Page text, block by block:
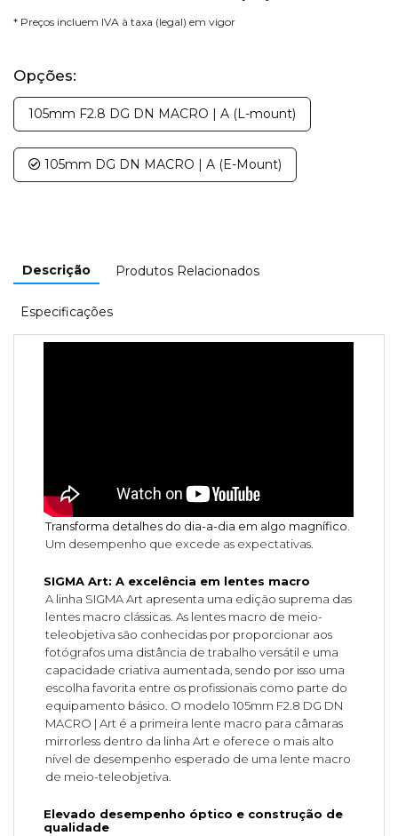
* Preços incluem IVA à taxa (legal) em vigor
Opções:
105mm F2.8 DG DN MACRO | A (L-mount)
105mm DG DN MACRO | A (E-Mount)
Descrição Produtos Relacionados
Especificações
Transforma detalhes do dia-a-dia em algo magnífico.
Um desempenho que excede as expectativas.
SIGMA Art: A excelência em lentes macro
A linha SIGMA Art apresenta uma edição suprema das
lentes macro clássicas. As lentes macro de meio-
teleobjetiva são conhecidas por proporcionar aos
fotógrafos uma distância de trabalho versátil e uma
capacidade criativa aumentada, sendo por isso uma
escolha favorita entre os profissionais como parte do
equipamento básico. O modelo 105mm F2.8 DG DN
MACRO | Art é a primeira lente macro para câmaras
mirrorless dentro da linha Art e oferece o mais alto
nível de desempenho esperado de uma lente macro
de meio-teleobjetiva.
Elevado desempenho óptico e construção de
qualidade